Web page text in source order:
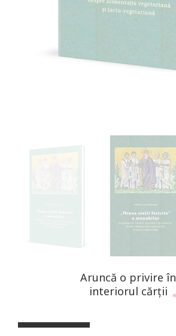
Aruncă o privire în
interiorul cărții